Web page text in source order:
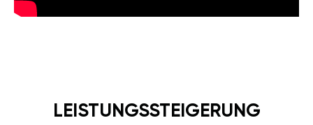
LEISTUNGSSTEIGERUNG